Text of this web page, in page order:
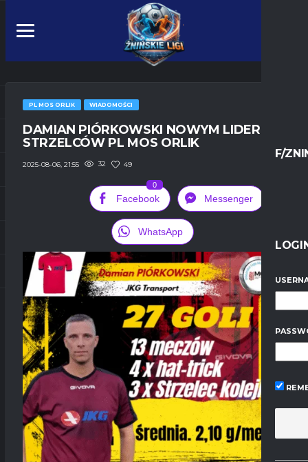
F/
PL MOS ORLIK WIADOMOŚCI
DAMIAN PIÓRKOWSKI NOWYM LIDEREM
STRZELCÓW PL MOS ORLIK
2025-08-06, 21:55 32 49
Facebook
0
Messenger
WhatsApp